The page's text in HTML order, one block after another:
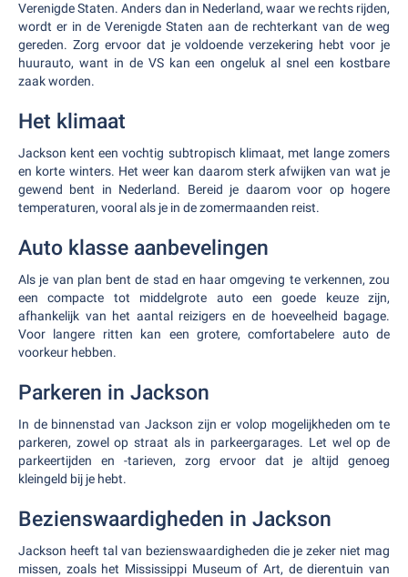
Verenigde Staten. Anders dan in Nederland, waar we rechts rijden,
wordt er in de Verenigde Staten aan de rechterkant van de weg
gereden. Zorg ervoor dat je voldoende verzekering hebt voor je
huurauto, want in de VS kan een ongeluk al snel een kostbare
zaak worden.
Het klimaat
Jackson kent een vochtig subtropisch klimaat, met lange zomers
en korte winters. Het weer kan daarom sterk afwijken van wat je
gewend bent in Nederland. Bereid je daarom voor op hogere
temperaturen, vooral als je in de zomermaanden reist.
Auto klasse aanbevelingen
Als je van plan bent de stad en haar omgeving te verkennen, zou
een compacte tot middelgrote auto een goede keuze zijn,
afhankelijk van het aantal reizigers en de hoeveelheid bagage.
Voor langere ritten kan een grotere, comfortabelere auto de
voorkeur hebben.
Parkeren in Jackson
In de binnenstad van Jackson zijn er volop mogelijkheden om te
parkeren, zowel op straat als in parkeergarages. Let wel op de
parkeertijden en -tarieven, zorg ervoor dat je altijd genoeg
kleingeld bij je hebt.
Bezienswaardigheden in Jackson
Jackson heeft tal van bezienswaardigheden die je zeker niet mag
missen, zoals het Mississippi Museum of Art, de dierentuin van